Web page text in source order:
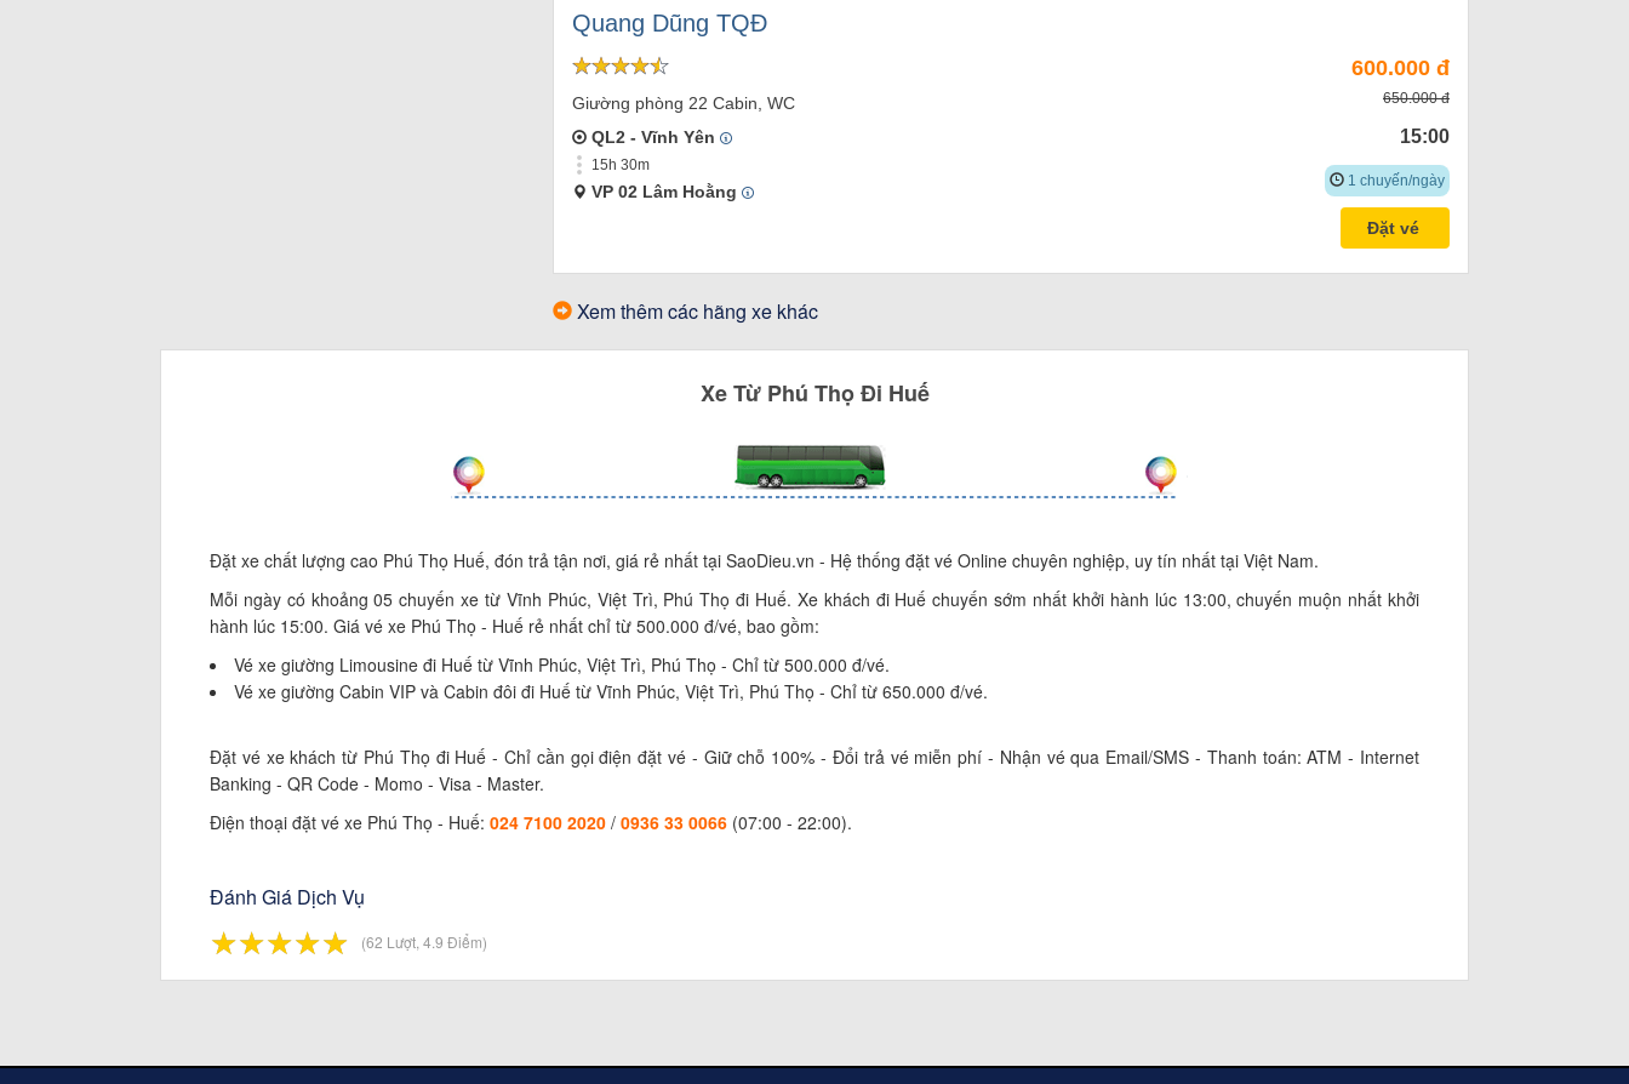
Quang Dũng TQĐ
Giường phòng 22 Cabin, WC
QL2 - Vĩnh Yên
15h 30m
VP 02 Lâm Hoằng
600.000 đ
650.000 đ
15:00
1 chuyến/ngày
Đặt vé
Xem thêm các hãng xe khác
Xe TừPhú ThọĐi Huế
Đặt xe chất lượng cao Phú Thọ Huế, đón trả tận nơi, giá rẻ nhất tại SaoDieu.vn - Hệ thống đặt vé Online chuyên nghiệp, uy tín nhất tại Việt Nam.
Mỗi ngày có khoảng 05 chuyến xe từ Vĩnh Phúc, Việt Trì, Phú Thọ đi Huế. Xe khách đi Huế chuyến sớm nhất khởi hành lúc 13:00, chuyến muộn nhất khởi
hành lúc 15:00. Giá vé xe Phú Thọ - Huế rẻ nhất chỉ từ 500.000 đ/vé, bao gồm:
Vé xe giường Limousine đi Huế từ Vĩnh Phúc, Việt Trì, Phú Thọ - Chỉ từ 500.000 đ/vé.
Vé xe giường Cabin VIP và Cabin đôi đi Huế từ Vĩnh Phúc, Việt Trì, Phú Thọ - Chỉ từ 650.000 đ/vé.
Đặt vé xe khách từ Phú Thọ đi Huế - Chỉ cần gọi điện đặt vé - Giữ chỗ 100% - Đổi trả vé miễn phí - Nhận vé qua Email/SMS - Thanh toán: ATM - Internet
Banking - QR Code - Momo - Visa - Master.
Điện thoại đặt vé xe Phú Thọ - Huế: 024 7100 2020 / 0936 33 0066 (07:00 - 22:00).
Đánh Giá Dịch Vụ
☆☆☆☆☆
★★★★★ (62 Lượt, 4.9 Điểm)